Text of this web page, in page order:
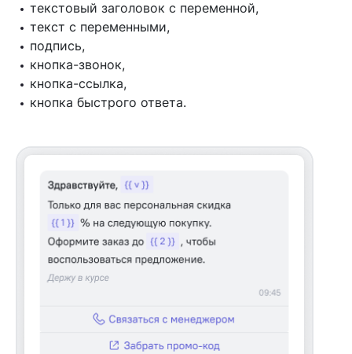
текстовый заголовок с переменной,
текст с переменными,
подпись,
кнопка-звонок,
кнопка-ссылка,
кнопка быстрого ответа.